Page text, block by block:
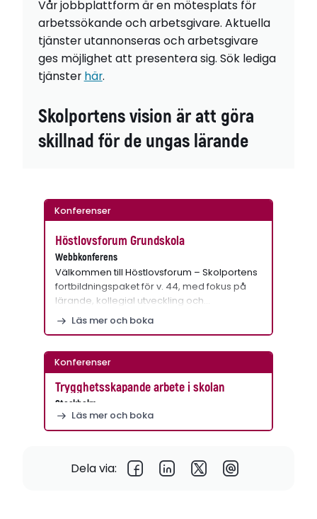
Vår jobbplattform är en mötesplats för
arbetssökande och arbetsgivare. Aktuella
tjänster utannonseras och arbetsgivare
ges möjlighet att presentera sig. Sök lediga
tjänster här.
Skolportens vision är att göra
skillnad för de ungas lärande
Konferenser
Höstlovsforum Grundskola
Webbkonferens
Välkommen till Höstlovsforum – Skolportens
fortbildningspaket för v. 44, med fokus på
lärande, kollegial utveckling och…
Läs mer och boka
Konferenser
Trygghetsskapande arbete i skolan
Stockholm
Läs mer och boka
Dela via: